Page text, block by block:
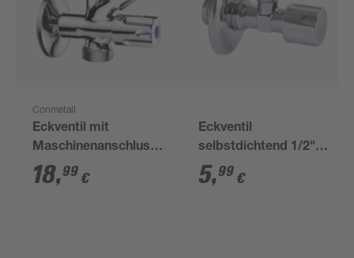
Conmetall
Eckventil mit
Maschinenanschluss
3/8
18,99 €
Eckventil
selbstdichtend 1/2"
AG x 10 mm
5,99 €